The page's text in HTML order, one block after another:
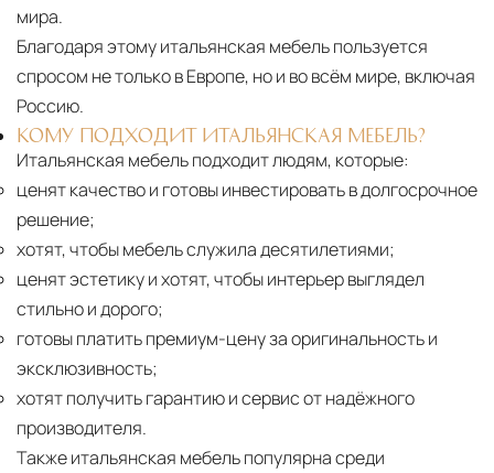
мира.
Благодаря этому итальянская мебель пользуется
спросом не только в Европе, но и во всём мире, включая
Россию.
КОМУ ПОДХОДИТ ИТАЛЬЯНСКАЯ МЕБЕЛЬ?
Итальянская мебель подходит людям, которые:
ценят качество и готовы инвестировать в долгосрочное
решение;
хотят, чтобы мебель служила десятилетиями;
ценят эстетику и хотят, чтобы интерьер выглядел
стильно и дорого;
готовы платить премиум-цену за оригинальность и
эксклюзивность;
хотят получить гарантию и сервис от надёжного
производителя.
Также итальянская мебель популярна среди